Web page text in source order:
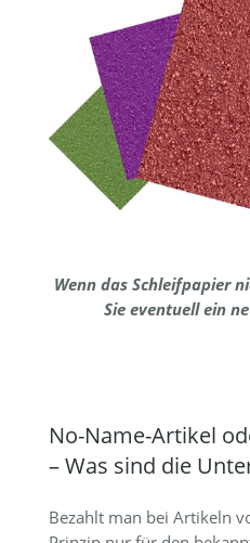
Wenn das Schleifpapier
Sie eventuell ein
No-Name-Artikel
– Was sind die
Bezahlt man bei Artikeln